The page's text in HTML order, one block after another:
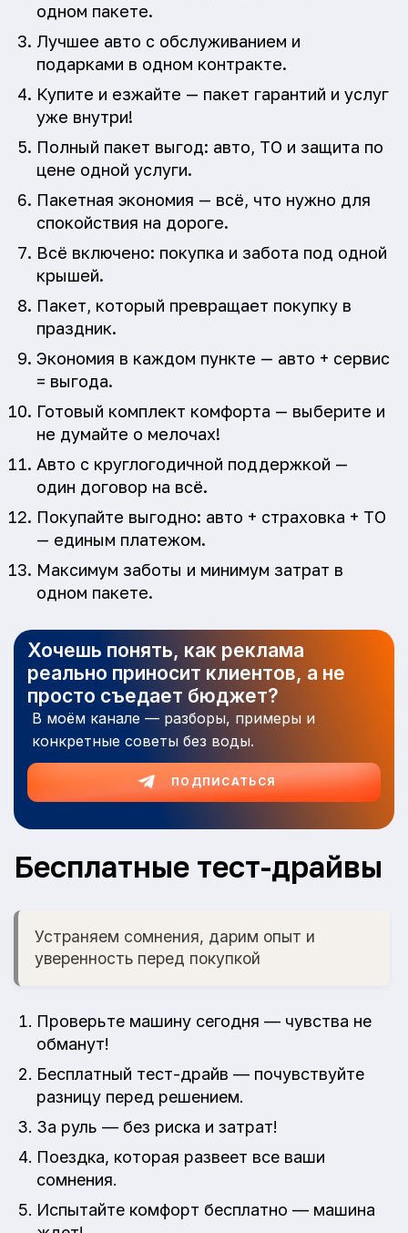
одном пакете.
Лучшее авто с обслуживанием и
подарками в одном контракте.
Купите и езжайте — пакет гарантий и услуг
уже внутри!
Полный пакет выгод: авто, ТО и защита по
цене одной услуги.
Пакетная экономия — всё, что нужно для
спокойствия на дороге.
Всё включено: покупка и забота под одной
крышей.
Пакет, который превращает покупку в
праздник.
Экономия в каждом пункте — авто + сервис
= выгода.
Готовый комплект комфорта — выберите и
не думайте о мелочах!
Авто с круглогодичной поддержкой —
один договор на всё.
Покупайте выгодно: авто + страховка + ТО
— единым платежом.
Максимум заботы и минимум затрат в
одном пакете.
Хочешь понять, как реклама
реально приносит клиентов, а не
просто съедает бюджет?
В моём канале — разборы, примеры и
конкретные советы без воды.
ПОДПИСАТЬСЯ
Бесплатные тест-драйвы
Устраняем сомнения, дарим опыт и
уверенность перед покупкой
Проверьте машину сегодня — чувства не
обманут!
Бесплатный тест-драйв — почувствуйте
разницу перед решением.
За руль — без риска и затрат!
Поездка, которая развеет все ваши
сомнения.
Испытайте комфорт бесплатно — машина